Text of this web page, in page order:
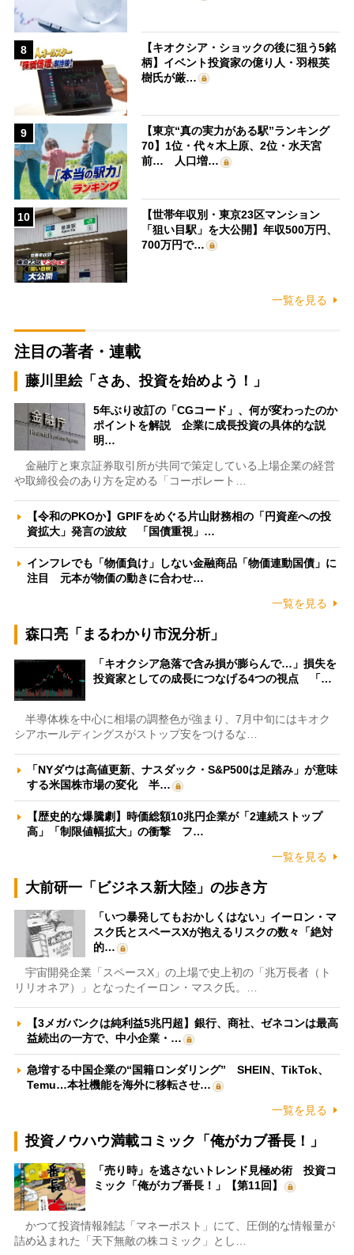
8
【キオクシア・ショックの後に狙う5銘
柄】イベント投資家の億り人・羽根英
樹氏が厳…
9
【東京“真の実力がある駅”ランキング
70】1位・代々木上原、2位・水天宮
前… 人口増…
10
【世帯年収別・東京23区マンション
「狙い目駅」を大公開】年収500万円、
700万円で…
一覧を見る
注目の著者・連載
藤川里絵「さあ、投資を始めよう！」
5年ぶり改訂の「CGコード」、何が変わったのか
ポイントを解説 企業に成長投資の具体的な説
明…
金融庁と東京証券取引所が共同で策定している上場企業の経営
や取締役会のあり方を定める「コーポレート…
【令和のPKOか】GPIFをめぐる片山財務相の「円資産への投
資拡大」発言の波紋 「国債重視」…
インフレでも「物価負け」しない金融商品「物価連動国債」に
注目 元本が物価の動きに合わせ…
一覧を見る
森口亮「まるわかり市況分析」
「キオクシア急落で含み損が膨らんで…」損失を
投資家としての成長につなげる4つの視点 「…
半導体株を中心に相場の調整色が強まり、7月中旬にはキオク
シアホールディングスがストップ安をつけるな…
「NYダウは高値更新、ナスダック・S&P500は足踏み」が意味
する米国株市場の変化 半…
【歴史的な爆騰劇】時価総額10兆円企業が「2連続ストップ
高」「制限値幅拡大」の衝撃 フ…
一覧を見る
大前研一「ビジネス新大陸」の歩き方
「いつ暴発してもおかしくはない」イーロン・マ
スク氏とスペースXが抱えるリスクの数々「絶対
的…
宇宙開発企業「スペースX」の上場で史上初の「兆万長者（ト
リリオネア）」となったイーロン・マスク氏。…
【3メガバンクは純利益5兆円超】銀行、商社、ゼネコンは最高
益続出の一方で、中小企業・…
急増する中国企業の“国籍ロンダリング” SHEIN、TikTok、
Temu…本社機能を海外に移転させ…
一覧を見る
投資ノウハウ満載コミック「俺がカブ番長！」
「売り時」を逃さないトレンド見極め術 投資コ
ミック「俺がカブ番長！」【第11回】
かつて投資情報雑誌「マネーポスト」にて、圧倒的な情報量が
詰め込まれた「天下無敵の株コミック」とし…